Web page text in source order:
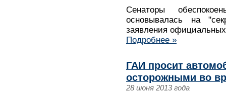
Сенаторы
основывалась на
заявления
Подробнее »
ГАИ просит
осторожными во
28 июня 2013 года